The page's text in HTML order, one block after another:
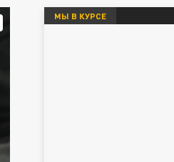
МЫ В КУРСЕ